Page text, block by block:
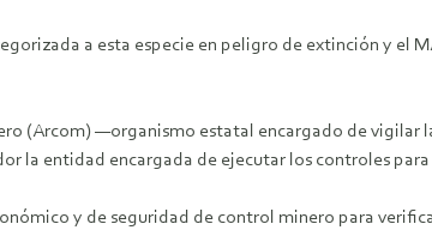
a esta especie en peligro de extinción y el
(Arcom) —organismo estatal encargado de vigilar
la entidad encargada de ejecutar los controles
y de seguridad de control minero para